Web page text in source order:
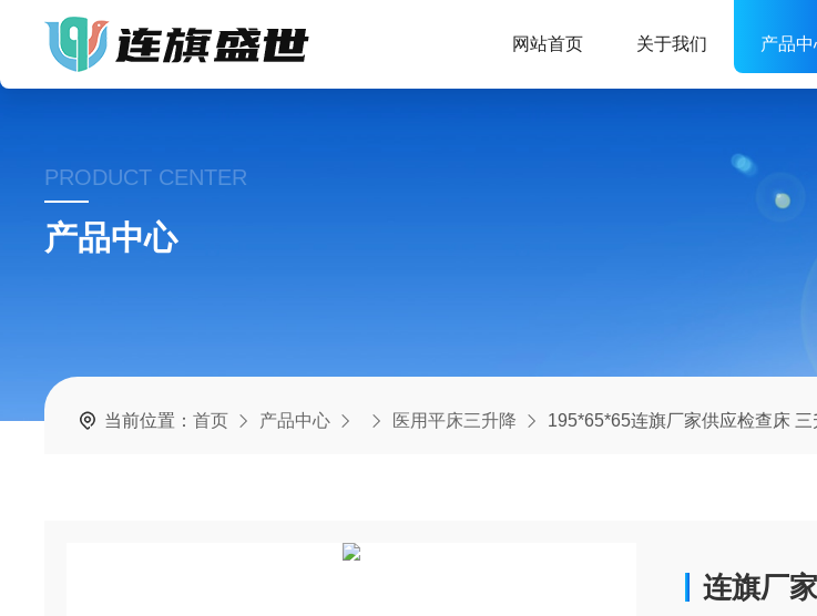
网站首页 关于我们 产品中
PRODUCT CENTER
产品中心
当前位置：首页 产品中心 医用平床三升降 195*65*65连旗厂家供应检查床 三升降床 货
连旗厂